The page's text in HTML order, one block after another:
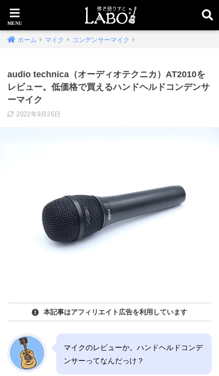
ホーム マイク コンデンサーマイク
audio technica（オーディオテクニカ）AT2010を
レビュー。低価格で買えるハンドヘルドコンデンサ
ーマイク
2022年9月26日
本記事はアフィリエイト広告を利用しています
マイクのレビューか。ハンドヘルドコンデ
ンサーってなんだっけ？